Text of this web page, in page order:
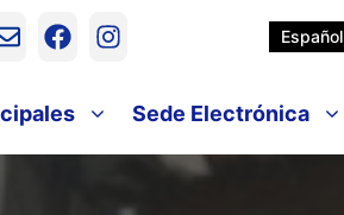
Español
Sede Electrónica